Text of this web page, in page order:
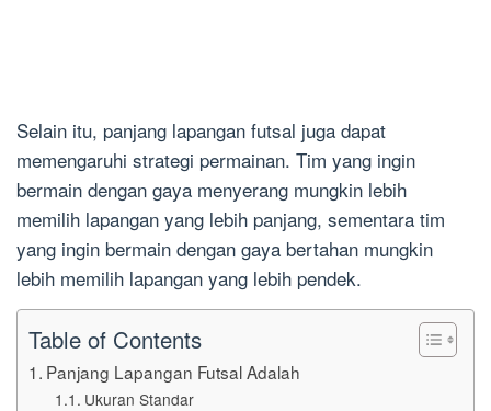
Selain itu, panjang lapangan futsal juga dapat
memengaruhi strategi permainan. Tim yang ingin
bermain dengan gaya menyerang mungkin lebih
memilih lapangan yang lebih panjang, sementara tim
yang ingin bermain dengan gaya bertahan mungkin
lebih memilih lapangan yang lebih pendek.
Table of Contents
Panjang Lapangan Futsal Adalah
Ukuran Standar